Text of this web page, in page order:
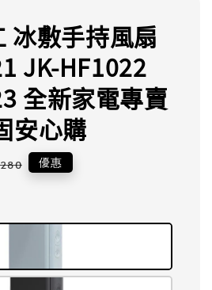
冰敷手持風扇
JK-HF1022
全新家電專賣
安心購
優惠